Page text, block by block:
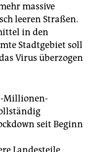
massive
leeren Straßen.
in den
Stadtgebiet soll
Virus überzogen
Millionen-
seit Beginn